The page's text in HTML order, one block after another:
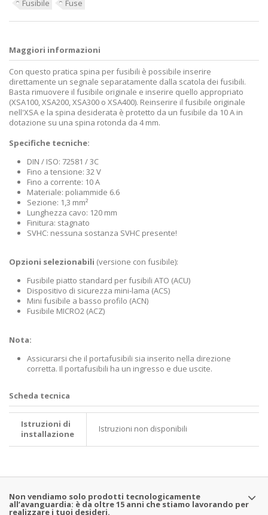
Fusibile Fuse
Maggiori informazioni
Con questo pratica spina per fusibili è possibile inserire
direttamente un segnale separatamente dalla scatola dei fusibili.
Basta rimuovere il fusibile originale e inserire quello appropriato
(XSA100, XSA200, XSA300 o XSA400). Reinserire il fusibile originale
nell'XSA e la spina desiderata è protetto da un fusibile da 10 A in
dotazione su una spina rotonda da 4 mm.
Specifiche tecniche:
DIN / ISO: 72581 / 3C
Fino a tensione: 32 V
Fino a corrente: 10 A
Materiale: poliammide 6.6
Sezione: 1,3 mm²
Lunghezza cavo: 120 mm
Finitura: stagnato
SVHC: nessuna sostanza SVHC presente!
Opzioni selezionabili (versione con fusibile):
Fusibile piatto standard per fusibili ATO (ACU)
Dispositivo di sicurezza mini-lama (ACS)
Mini fusibile a basso profilo (ACN)
Fusibile MICRO2 (ACZ)
Nota:
Assicurarsi che il portafusibili sia inserito nella direzione
corretta. Il portafusibili ha un ingresso e due uscite.
Scheda tecnica
Istruzioni di
installazione
Istruzioni non disponibili
Non vendiamo solo prodotti tecnologicamente
all’avanguardia: è da oltre 15 anni che stiamo lavorando per
realizzare i tuoi desideri.